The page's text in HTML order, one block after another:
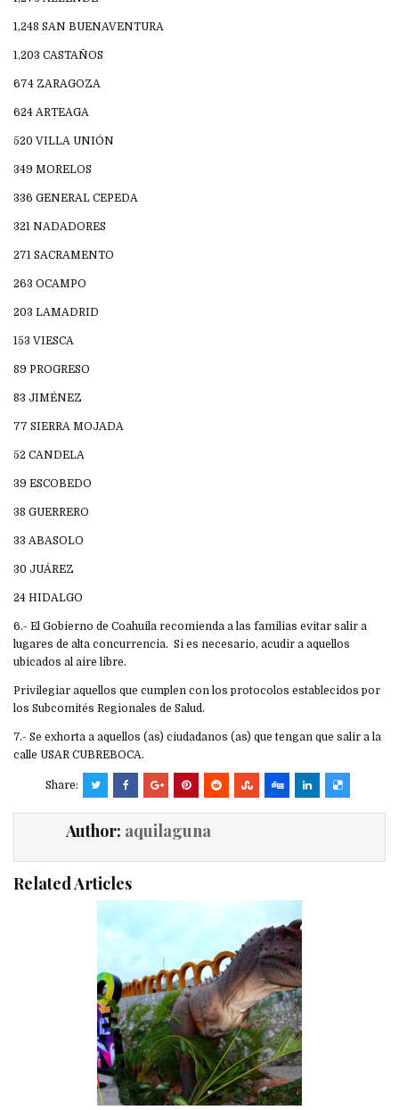
1,248 SAN BUENAVENTURA
1,203 CASTAÑOS
674 ZARAGOZA
624 ARTEAGA
520 VILLA UNIÓN
349 MORELOS
336 GENERAL CEPEDA
321 NADADORES
271 SACRAMENTO
263 OCAMPO
203 LAMADRID
153 VIESCA
89 PROGRESO
83 JIMÉNEZ
77 SIERRA MOJADA
52 CANDELA
39 ESCOBEDO
38 GUERRERO
33 ABASOLO
30 JUÁREZ
24 HIDALGO
6.- El Gobierno de Coahuila recomienda a las familias evitar salir a
lugares de alta concurrencia. Si es necesario, acudir a aquellos
ubicados al aire libre.
Privilegiar aquellos que cumplen con los protocolos establecidos por
los Subcomités Regionales de Salud.
7.- Se exhorta a aquellos (as) ciudadanos (as) que tengan que salir a la
calle USAR CUBREBOCA.
Share:
Author: aquilaguna
Related Articles